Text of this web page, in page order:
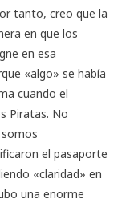
tanto, creo que la
en que los
en esa
«algo» se había
cuando el
Piratas. No
el pasaporte
«claridad» en
una enorme